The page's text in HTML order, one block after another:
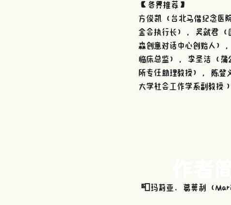
【各界推荐】
方俊凯（台北马偕纪念医
金会执行长），吴就君（
森创意对话中心创始人）
临床总监），李圣洁（蒲
所专任助理教授），陈登
大学社会工作学系副教授
📮玛莉亚．葛莫利（